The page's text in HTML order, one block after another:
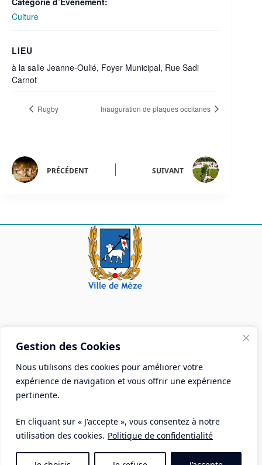
Gestion des Cookies
Nous utilisons des cookies pour améliorer votre
expérience de navigation et vous offrir une expérience
pertinente.
En cliquant sur « J'accepte », vous consentez à notre
utilisation des cookies. Politique de confidentialité
Culture
LIEU
à la salle Jeanne-Oulié, Foyer Municipal, Rue Sadi
Carnot
Rugby Inauguration de plaques occitanes
PRÉCÉDENT SUIVANT
Mairie de Mèze
Place Aristide Briand - BP 28 34140 Mèze
Tél :04 67 18 30 30
Mail :